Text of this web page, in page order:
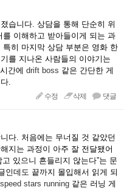
습니다. 상담을 통해 단순히 위
이해하고 받아들이게 되는 과
히 마지막 상담 부분은 영화 한
를 지나온 사람들의 이야기는
간에 drift boss 같은 간단한 게
.
수정 삭제 댓글
다. 처음에는 무너질 것 같았던
지는 과정이 아주 잘 전달됐어
있으니 흔들리지 않는다”는 문
인데도 끝까지 몰입해서 읽게 되
speed stars running 같은 러닝 게